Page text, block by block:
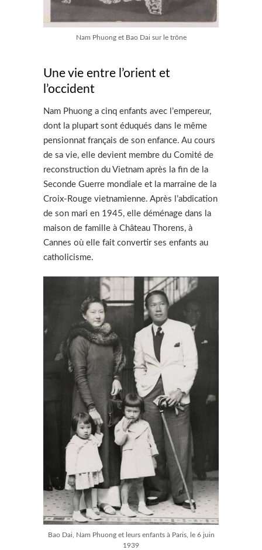
Nam Phuong et Bao Dai sur le trône
Une vie entre l’orient et
l’occident
Nam Phuong a cinq enfants avec l’empereur,
dont la plupart sont éduqués dans le même
pensionnat français de son enfance. Au cours
de sa vie, elle devient membre du Comité de
reconstruction du Vietnam après la fin de la
Seconde Guerre mondiale et la marraine de la
Croix-Rouge vietnamienne. Après l’abdication
de son mari en 1945, elle déménage dans la
maison de famille à Château Thorens, à
Cannes où elle fait convertir ses enfants au
catholicisme.
Bao Dai, Nam Phuong et leurs enfants à Paris, le 6 juin
1939